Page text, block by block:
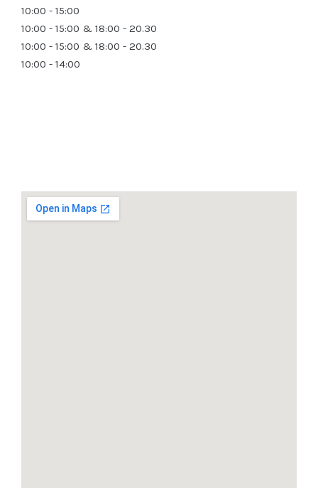
10:00 - 15:00
10:00 - 15:00 & 18:00 - 20.30
10:00 - 15:00 & 18:00 - 20.30
10:00 - 14:00